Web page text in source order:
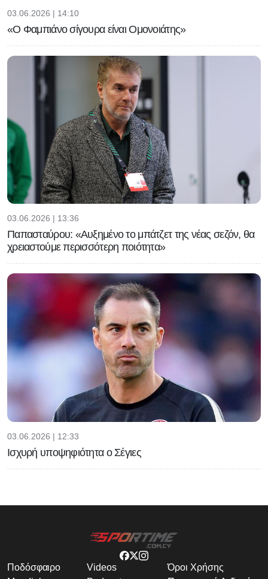
03.06.2026 | 14:10
«Ο Φαμπιάνο σίγουρα είναι Ομονοιάτης»
03.06.2026 | 13:36
Παπασταύρου: «Αυξημένο το μπάτζετ της νέας σεζόν, θα
χρειαστούμε περισσότερη ποιότητα»
03.06.2026 | 12:33
Ισχυρή υποψηφιότητα ο Σέγιες
Ποδόσφαιρο
Videos
Όροι Χρήσης